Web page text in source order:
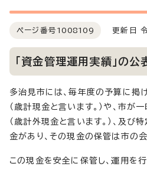
ページ番号 1008109 更新日 令
「資金管理運用実績」の公
多治見市には、毎年度の予算に掲
（歳計現金と言います。）や、市が
（歳計外現金と言います。）、及
金があり、その現金の保管は市の
この現金を安全に保管し、運用を